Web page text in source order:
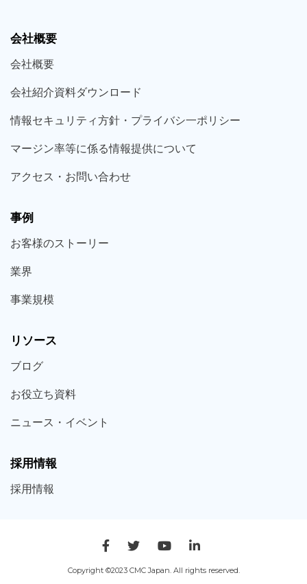
会社概要
会社概要
会社紹介資料ダウンロード
情報セキュリティ方針・プライバシ一ポリシー
マージン率等に係る情報提供について
アクセス・お問い合わせ
事例
お客様のストーリー
業界
事業規模
リソース
ブログ
お役立ち資料
ニュース・ イベント
採用情報
採用情報
Copyright ©2023 CMC Japan. All rights reserved.